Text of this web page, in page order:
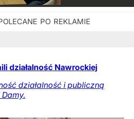
działalność Nawrockiej
działalność i publiczną